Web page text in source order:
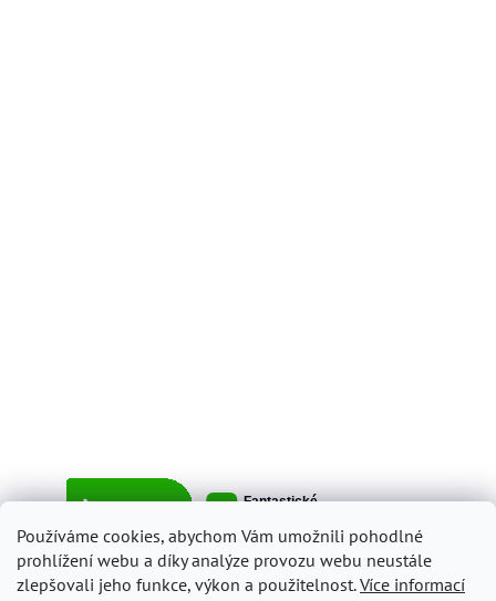
Používáme cookies, abychom Vám umožnili pohodlné
prohlížení webu a díky analýze provozu webu neustále
zlepšovali jeho funkce, výkon a použitelnost.Více informací